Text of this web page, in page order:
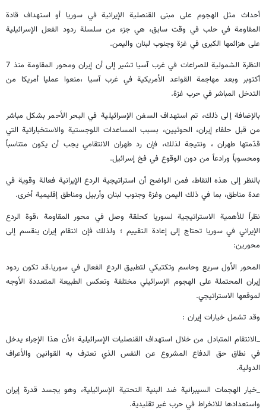
أحداث مثل الهجوم على مبنى القنصلية الإيرانية في سوريا أو استهداف قادة
المقاومة في حلب في وقت سابق، هي جزء من سلسلة ردود الفعل الإسرائيلية
على هزائمها الكبرى في غزة وجنوب لبنان واليمن.
النظرة الشمولية للصراعات في غرب آسيا تشير إلى أن إيران ومحور المقاومة منذ 7
أكتوبر وبعد مهاجمة القواعد الأمريكية في غرب آسيا ،منعوا عمليا أمريكا من
التدخل المباشر في حرب غزة.
بالإضافة إلى ذلك، تم استهداف السفن الإسرائيلية في البحر الأحمر بشكل مباشر
من قبل حلفاء إيران، الحوثيين، بسبب المساعدات اللوجستية والاستخباراتية التي
قدّمتها طهران ، ونتيجة لذلك، فإن رد طهران الانتقامي يجب أن يكون متناسباً
ومحسوباً ورادعاً من دون الوقوع في فخ إسرائيل.
بالنظر إلى هذه النقاط، فمن الواضح أن استراتيجية الردع الإيرانية فعالة وقوية في
عدة مناطق، بما في ذلك اليمن وغزة وجنوب لبنان وأربيل ومناطق إقليمية أخرى.
نظراً للأهمية الاستراتيجية لسوريا كحلقة وصل في محور المقاومة ،قوة الردع
الإيراني في سوريا تحتاج إلى إعادة التقييم ؛ ولذلك فإن انتقام إيران ينقسم إلى
محورين:
المحور الأول سريع وحاسم وتكتيكي لتطبيق الردع الفعال في سوريا.قد تكون ردود
إيران المحتملة على الهجوم الإسرائيلي مختلفة وتعكس الطبيعة المتعددة الأوجه
لموقعها الاستراتيجي.
وقد تشمل خيارات إيران :
_الانتقام المتبادل من خلال استهداف القنصليات الإسرائيلية ؛لأن هذا الإجراء يدخل
في نطاق حق الدفاع المشروع عن النفس الذي تعترف به القوانين والأعراف
الدولية.
_خيار الهجمات السيبرانية ضد البنية التحتية الإسرائيلية، وهو يجسد قدرة إيران
واستعدادها للانخراط في حرب غير تقليدية.